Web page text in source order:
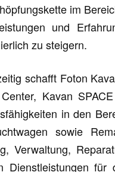
im
und
zu steigern.
schafft Foton
Kavan
in den
sowie
Verwaltung,
Dienstleistungen für